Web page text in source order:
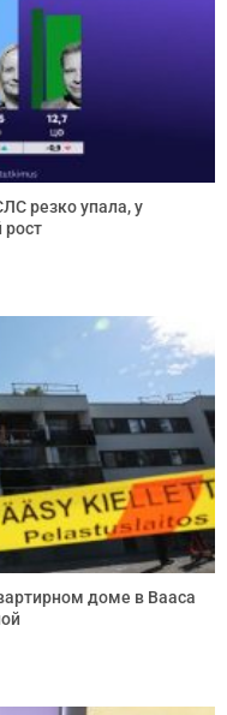
резко упала, у
рост
доме в Вааса